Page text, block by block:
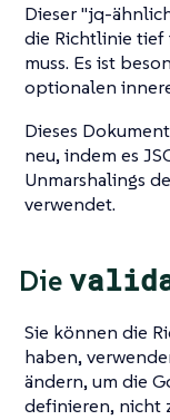
Dieser"jq-
die Richtlinie tief
muss. Es ist
optionalen
Dieses
neu, indem es
Unmarshalings
verwendet.
Die
Sie können die
haben,
ändern, um die
definieren, nicht